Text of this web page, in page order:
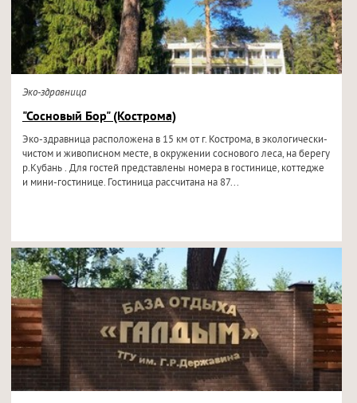
Эко-здравница
"Сосновый Бор" (Кострома)
Эко-здравница расположена в 15 км от г. Кострома, в экологически-
чистом и живописном месте, в окружении соснового леса, на берегу
р.Кубань . Для гостей представлены номера в гостинице, коттедже
и мини-гостинице. Гостиница рассчитана на 87...